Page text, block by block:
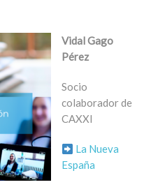
Vidal Gago
Pérez
Socio
colaborador de
CAXXI
La Nueva
España